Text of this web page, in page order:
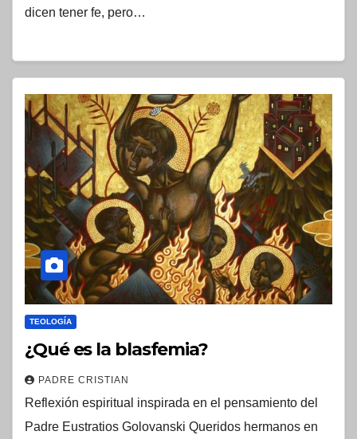
dicen tener fe, pero…
TEOLOGÍA
¿Qué es la blasfemia?
PADRE CRISTIAN
Reflexión espiritual inspirada en el pensamiento del
Padre Eustratios Golovanski Queridos hermanos en